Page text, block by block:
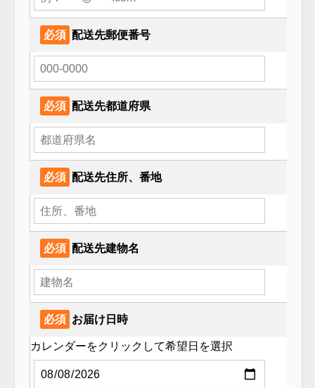
必須 配送先郵便番号
必須 配送先都道府県
必須 配送先住所、番地
必須 配送先建物名
必須 お届け日時
カレンダーをクリックして希望⽇を選択